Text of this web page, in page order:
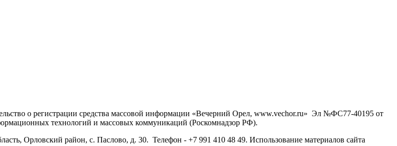
о регистрации средства массовой информации «Вечерний Орел, www.vechor.ru» Эл №ФС77-40195 от
технологий и массовых коммуникаций (Роскомнадзор РФ).
Орловский район, с. Паслово, д. 30. Телефон - +7 991 410 48 49. Использование материалов сайта